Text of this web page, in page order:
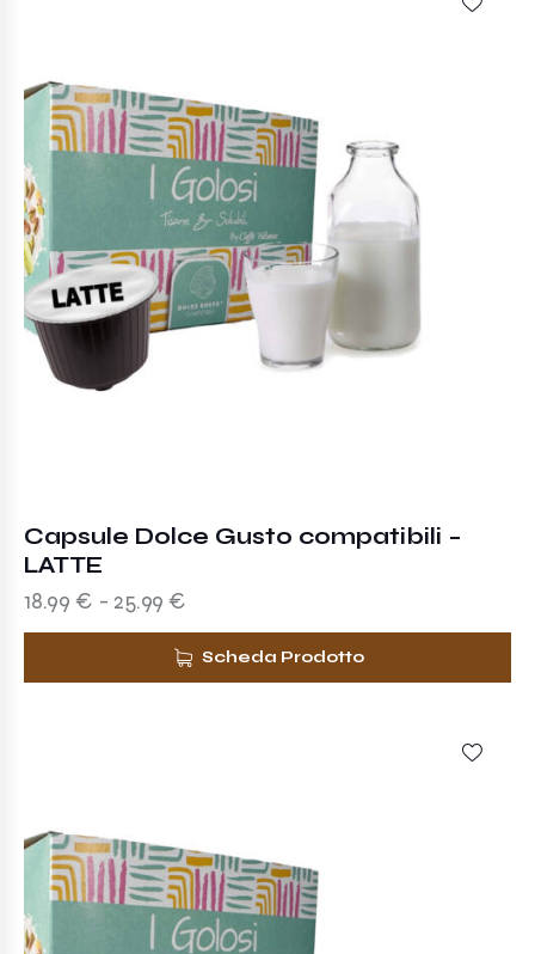
Capsule Dolce Gusto compatibili –
LATTE
18.99 € - 25.99 €
Scheda Prodotto